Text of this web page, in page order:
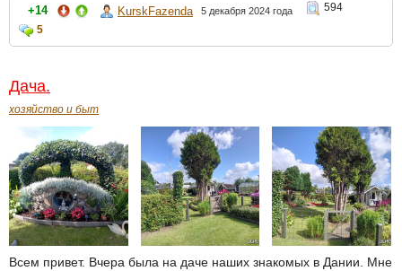
+14 KurskFazenda 5 декабря 2024 года
594
5
Дача.
хозяйство и быт
Всем привет. Вчера была на даче наших знакомых в Дании. Мне